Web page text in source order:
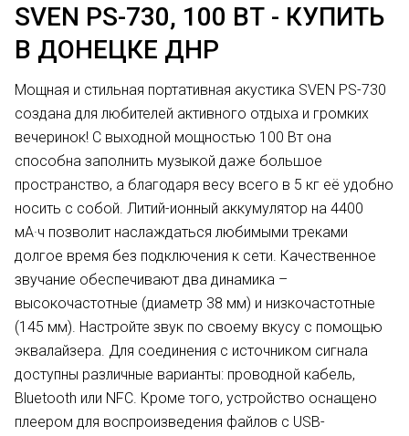
SVEN PS-730, 100 ВТ - КУПИТЬ
В ДОНЕЦКЕ ДНР
Мощная и стильная портативная акустика SVEN PS-730
создана для любителей активного отдыха и громких
вечеринок! С выходной мощностью 100 Вт она
способна заполнить музыкой даже большое
пространство, а благодаря весу всего в 5 кг её удобно
носить с собой. Литий-ионный аккумулятор на 4400
мА·ч позволит наслаждаться любимыми треками
долгое время без подключения к сети. Качественное
звучание обеспечивают два динамика –
высокочастотные (диаметр 38 мм) и низкочастотные
(145 мм). Настройте звук по своему вкусу с помощью
эквалайзера. Для соединения с источником сигнала
доступны различные варианты: проводной кабель,
Bluetooth или NFC. Кроме того, устройство оснащено
плеером для воспроизведения файлов с USB-